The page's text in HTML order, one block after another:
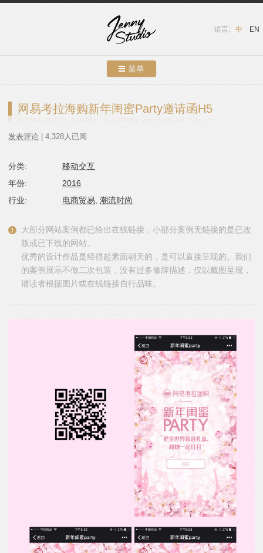
语言: 中 EN
菜单
跳转到内容
友情链接
网易考拉海购新年闺蜜Party邀请函H5
发表评论 | 4,328人已阅
分类:
移动交互
年份:
2016
行业:
电商贸易 潮流时尚
大部分网站案例都已给出在线链接，小部分案例无链接的是已改
版或已下线的网站。
优秀的设计作品是经得起素面朝天的，是可以直接呈现的。我们
的案例展示不做二次包装，没有过多修辞描述，仅以截图呈现，
请读者根据图片或在线链接自行品味。